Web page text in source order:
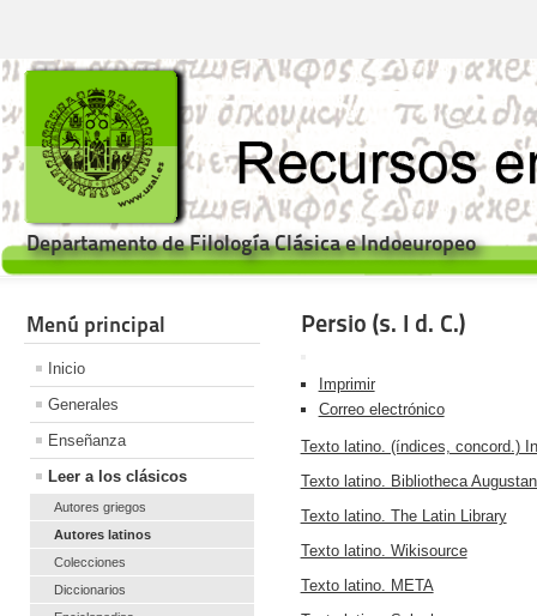
Departamento de Filología Clásica e Indoeuropeo
Menú principal
Inicio
Generales
Enseñanza
Leer a los clásicos
Autores griegos
Autores latinos
Colecciones
Diccionarios
Persio (s. I d. C.)
Imprimir
Correo electrónico
Texto latino. (índices, concord.)
Texto latino. Bibliotheca
Texto latino. The Latin Library
Texto latino. Wikisource
Texto latino. META